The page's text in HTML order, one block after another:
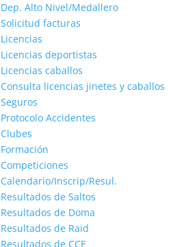
Dep. Alto Nivel/Medallero
Solicitud facturas
Licencias
Licencias deportistas
Licencias caballos
Consulta licencias jinetes y caballos
Seguros
Protocolo Accidentes
Clubes
Formación
Competiciones
Calendario/Inscrip/Resul.
Resultados de Saltos
Resultados de Doma
Resultados de Raid
Resultados de CCE